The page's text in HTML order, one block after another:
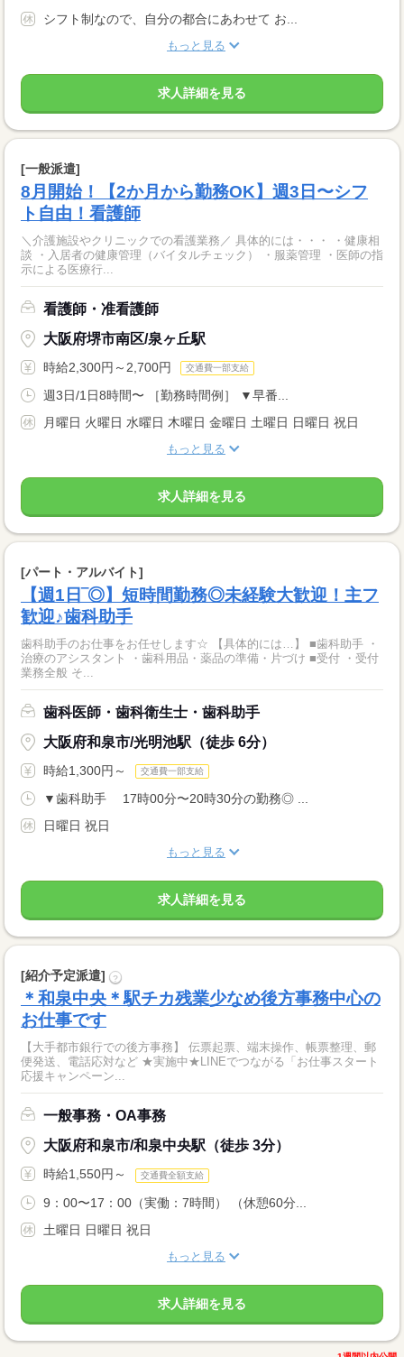
シフト制なので、自分の都合にあわせて お...
もっと見る
求人詳細を見る
[一般派遣]
8月開始！【2か月から勤務OK】週3日〜シフ
ト自由！看護師
＼介護施設やクリニックでの看護業務／ 具体的には・・・ ・健康相
談 ・入居者の健康管理（バイタルチェック） ・服薬管理 ・医師の指
示による医療行...
看護師・准看護師
大阪府堺市南区/泉ヶ丘駅
時給2,300円～2,700円 交通費一部支給
週3日/1日8時間〜 ［勤務時間例］ ▼早番...
月曜日 火曜日 水曜日 木曜日 金曜日 土曜日 日曜日 祝日
もっと見る
求人詳細を見る
[パート・アルバイト]
【週1日‾◎】短時間勤務◎未経験大歓迎！主フ
歓迎♪歯科助手
歯科助手のお仕事をお任せします☆ 【具体的には…】 ■歯科助手 ・
治療のアシスタント ・歯科用品・薬品の準備・片づけ ■受付 ・受付
業務全般 そ...
歯科医師・歯科衛生士・歯科助手
大阪府和泉市/光明池駅（徒歩 6分）
時給1,300円～ 交通費一部支給
▼歯科助手 17時00分〜20時30分の勤務◎ ...
日曜日 祝日
もっと見る
求人詳細を見る
[紹介予定派遣] ?
＊和泉中央＊駅チカ残業少なめ後方事務中心の
お仕事です
【大手都市銀行での後方事務】 伝票起票、端末操作、帳票整理、郵
便発送、電話応対など ★実施中★LINEでつながる「お仕事スタート
応援キャンペーン...
一般事務・OA事務
大阪府和泉市/和泉中央駅（徒歩 3分）
時給1,550円～ 交通費全額支給
9：00〜17：00（実働：7時間） （休憩60分...
土曜日 日曜日 祝日
もっと見る
求人詳細を見る